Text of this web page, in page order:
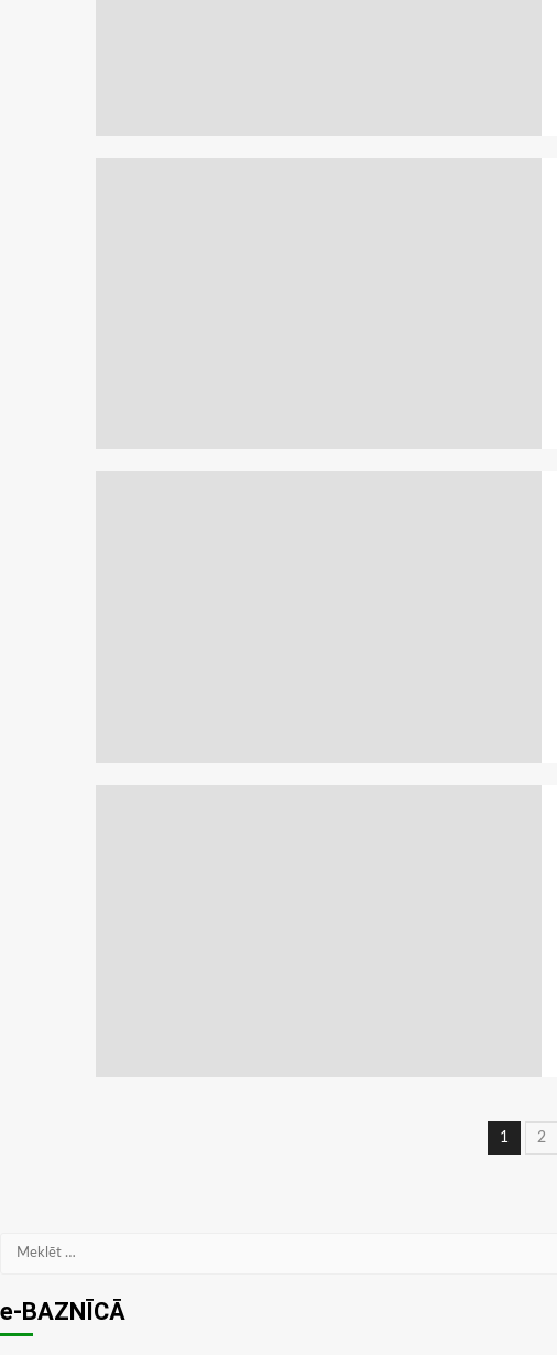
Ziņu
1 2
Meklēt:
e-BAZNĪCĀ